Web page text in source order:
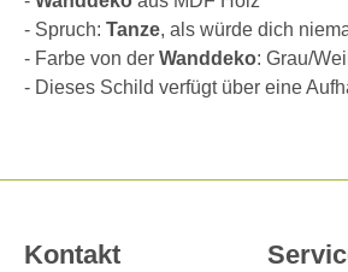
- Spruch: Tanze, als würde dich
- Farbe von der Wanddeko: Grau/
- Dieses Schild verfügt über eine
Kontakt